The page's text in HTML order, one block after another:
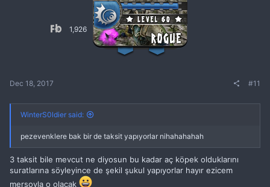
1,926
Dec 18, 2017 #11
WinterS0ldier said:
pezevenklere bak bir de taksit yapıyorlar nihahahahah
3 taksit bile mevcut ne diyosun bu kadar aç köpek olduklarını
suratlarına söyleyince de şekil şukul yapıyorlar hayır ezicem
mersoyla o olacak